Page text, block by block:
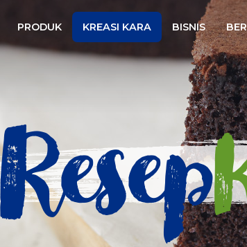
Website
PRODUK KREASI KARA BISNIS
Resep